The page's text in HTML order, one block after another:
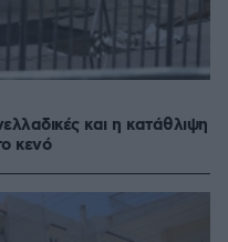
και η κατάθλιψη
κενό